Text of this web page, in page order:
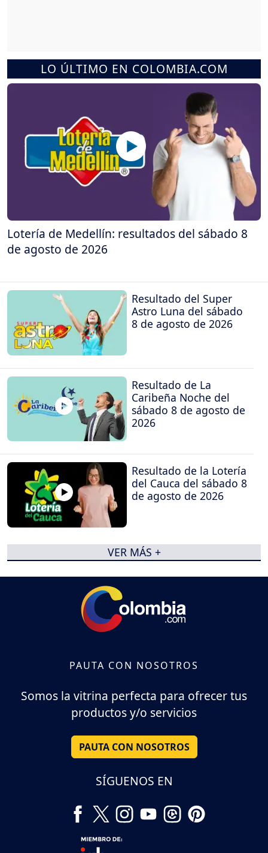
LO ÚLTIMO EN COLOMBIA.COM
Lotería de Medellín: resultados del sábado 8
de agosto de 2026
Resultado del Super
Astro Luna del sábado
8 de agosto de 2026
Resultado de La
Caribeña Noche del
sábado 8 de agosto de
2026
Resultado de la Lotería
del Cauca del sábado 8
de agosto de 2026
VER MÁS +
PAUTA CON NOSOTROS
Somos la vitrina perfecta para ofrecer tus
productos y/o servicios
PAUTA CON NOSOTROS
SÍGUENOS EN